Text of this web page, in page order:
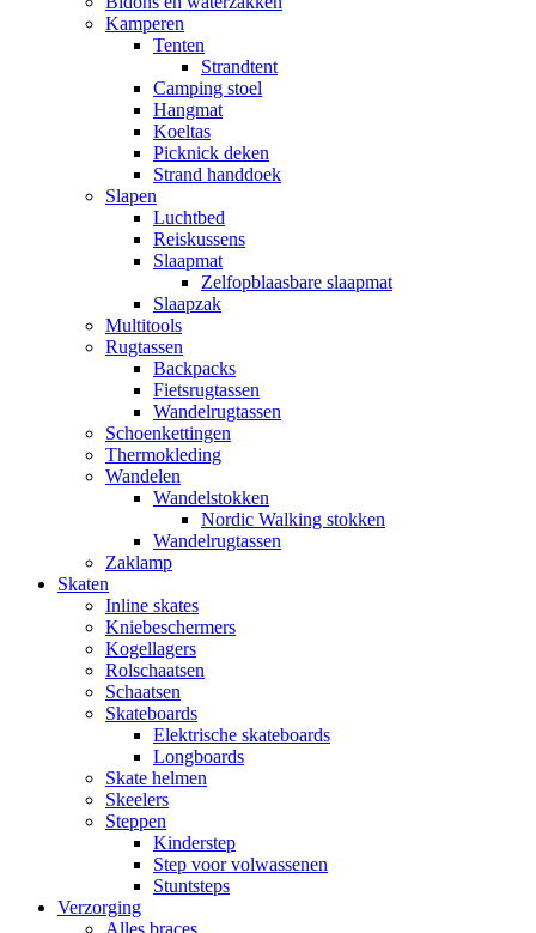
Kamperen
Tenten
Strandtent
Camping stoel
Hangmat
Koeltas
Picknick deken
Strand handdoek
Slapen
Luchtbed
Reiskussens
Slaapmat
Zelfopblaasbare slaapmat
Slaapzak
Multitools
Rugtassen
Backpacks
Fietsrugtassen
Wandelrugtassen
Schoenkettingen
Thermokleding
Wandelen
Wandelstokken
Nordic Walking stokken
Wandelrugtassen
Zaklamp
Skaten
Inline skates
Kniebeschermers
Kogellagers
Rolschaatsen
Schaatsen
Skateboards
Elektrische skateboards
Longboards
Skate helmen
Skeelers
Steppen
Kinderstep
Step voor volwassenen
Stuntsteps
Verzorging
Alles braces